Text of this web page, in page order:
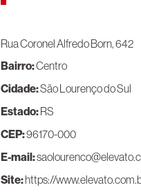
Rua Coronel Alfredo Born, 642
Bairro:Centro
Cidade:São Lourenço do Sul
Estado:RS
CEP:96170-000
E-mail:
Site:https://